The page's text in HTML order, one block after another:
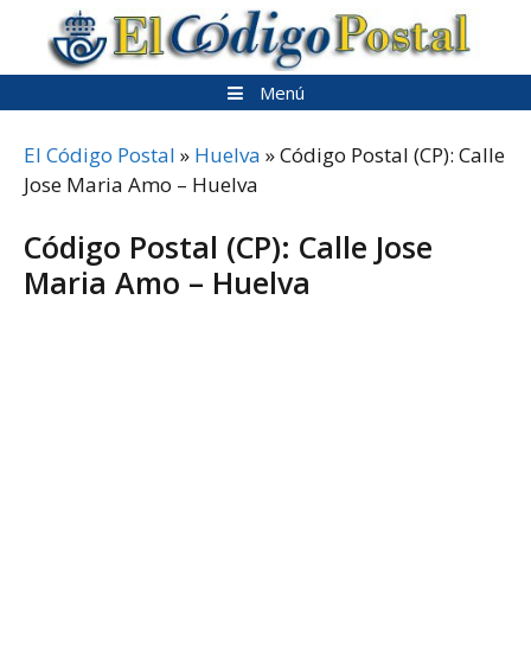
contenido
Menú
El Código Postal » Huelva »Código Postal (CP): Calle
Jose Maria Amo – Huelva
Código Postal (CP): Calle Jose
Maria Amo – Huelva